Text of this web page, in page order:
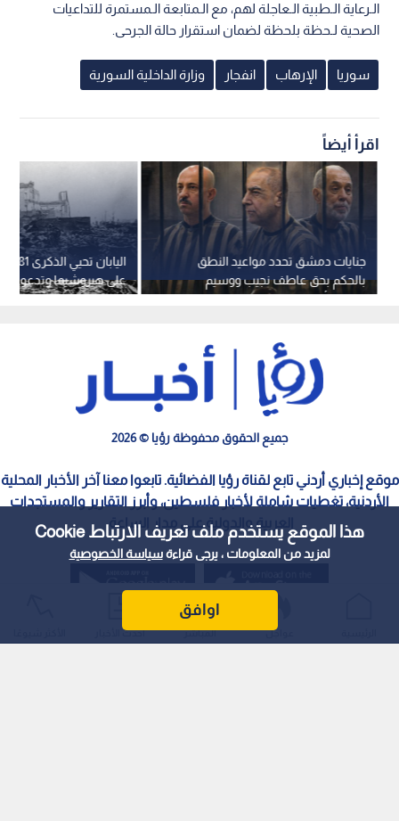
هذا الموقع يستخدم ملف تعريف الارتباط Cookie
لمزيد من المعلومات ، يرجى قراءةسياسة الخصوصية
اوافق
الـرعاية الـطبية الـعاجلة لهم، مع الـمتابعة الـمستمرة للتداعيات
الصحية لـحظة بلحظة لضمان استقرار حالة الجرحى.
سوريا الإرهاب انفجار وزارة الداخلية السورية
اقرأ أيضاً
على هيروشيما وتدعو
حظر الانتشار
جنايات دمشق تحدد مواعيد النطق
بالحكم بحق عاطف نجيب ووسيم
الأسد وأحمد حسون
جميع الحقوق محفوظة رؤيا © 2026
موقع إخباري أردني تابع لقناة رؤيا الفضائية. تابعوا معنا آخر الأخبار المحلية
الأردنية، تغطيات شاملة لأخبار فلسطين، وأبرز التقارير والمستجدات
العربية والدولية على مدار الساعة.
عواجل المباشر أحدث الأخبار